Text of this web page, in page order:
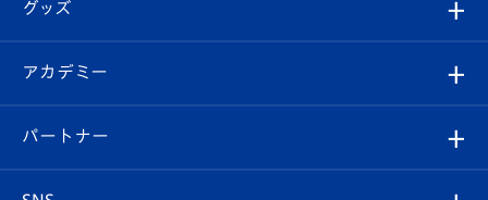
チケット
イベント
メディア
スタッフプロフィール
マスコット紹介
Revive Team
ヴィヴィくんの長崎おもてなしガイド
フォトギャラリー
スタジアムグルメ
V-LOVERS（ファンクラブ）
プレイヤーズスイート
グッズ
オンラインショップ
店舗情報
アカデミー
育成からのお知らせ
パートナー